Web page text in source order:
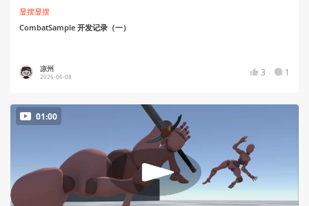
显摆显摆
CombatSample 开发记录（一）
凉州
2026-06-08 3 1
01:00